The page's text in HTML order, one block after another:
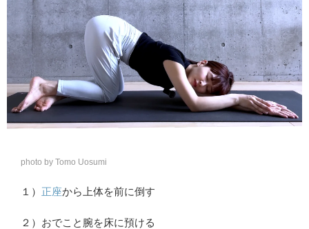
photo by Tomo Uosumi
１） 正座から上体を前に倒す
２）おでこと腕を床に預ける